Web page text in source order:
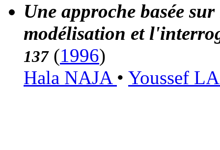
Une approche basée
modélisation et
137(1996)
Hala NAJA • Youssef